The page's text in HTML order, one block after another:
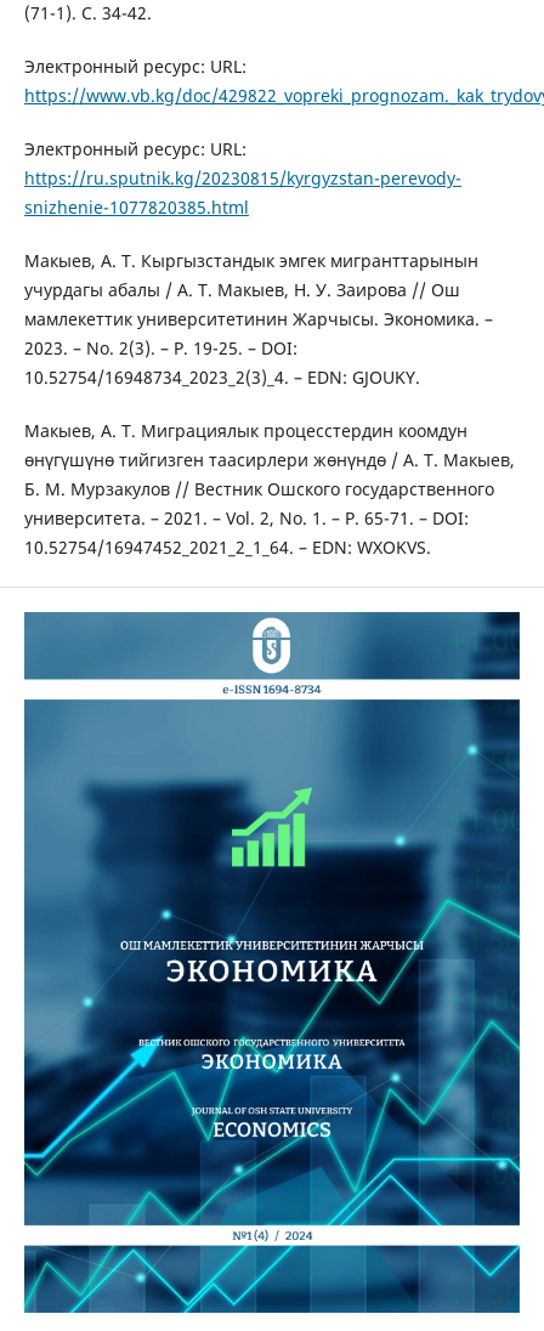
(71-1). С. 34-42.
Электронный ресурс: URL:
https://www.vb.kg/doc/
Электронный ресурс: URL:
https://ru.sputnik.kg/20230815/kyrgyzstan-perevody-
snizhenie-1077820385.html
Макыев, А. Т. Кыргызстандык эмгек мигранттарынын
учурдагы абалы / А. Т. Макыев, Н. У. Заирова // Ош
мамлекеттик университетинин Жарчысы. Экономика. –
2023. – No. 2(3). – P. 19-25. – DOI:
10.52754/16948734_2023_2(3)_4. – EDN: GJOUKY.
Макыев, А. Т. Миграциялык процесстердин коомдун
өнүгүшүнө тийгизген таасирлери жөнүндө / А. Т. Макыев,
Б. М. Мурзакулов // Вестник Ошского государственного
университета. – 2021. – Vol. 2, No. 1. – P. 65-71. – DOI:
10.52754/16947452_2021_2_1_64. – EDN: WXOKVS.